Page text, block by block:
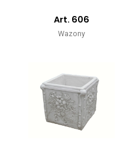
Art. 606
Wazony